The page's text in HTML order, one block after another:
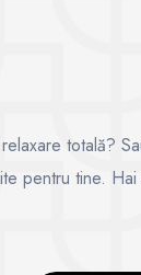
totală?
pentru tine. Hai